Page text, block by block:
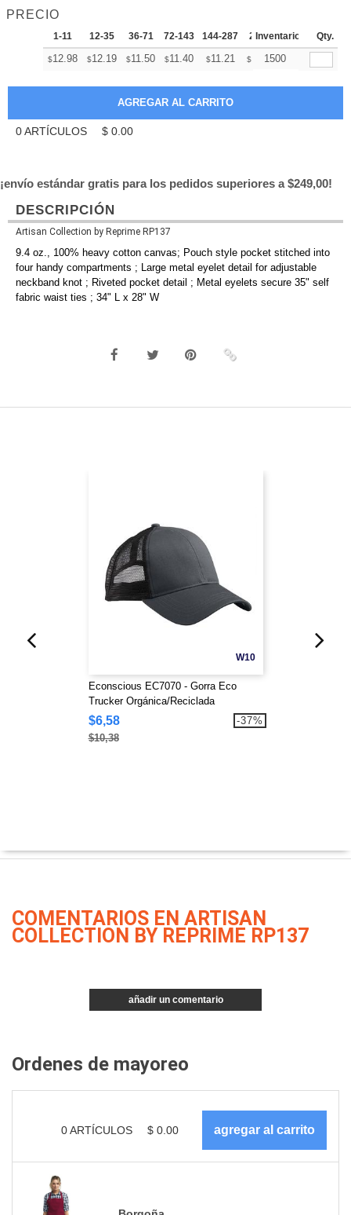
PRECIO
1-11 12-35 36-71 72-143 144-287 288 + Más
Inventario Qty.
$12.98 $12.19 $11.50 $11.40 $11.21 $ 11.111500
0ARTÍCULOS $ 0.00
¡envío estándar gratis para los pedidos superiores a $249,00!
DESCRIPCIÓN
Artisan Collection by Reprime RP137
9.4 oz., 100% heavy cotton canvas; Pouch style pocket stitched into
four handy compartments ; Large metal eyelet detail for adjustable
neckband knot ; Riveted pocket detail ; Metal eyelets secure 35" self
fabric waist ties ; 34" L x 28" W
W10
Econscious EC7070 - Gorra Eco
Trucker Orgánica/Reciclada
$6,58
$10,38
-37%
COMENTARIOS EN ARTISAN
COLLECTION BY REPRIME RP137
añadir un comentario
Ordenes de mayoreo
0ARTÍCULOS $ 0.00